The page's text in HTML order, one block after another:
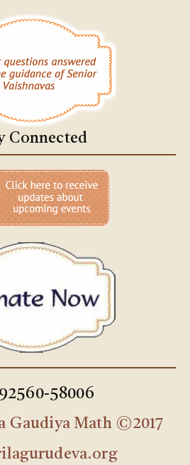
Connected
58006
Gaudiya Math ©2017